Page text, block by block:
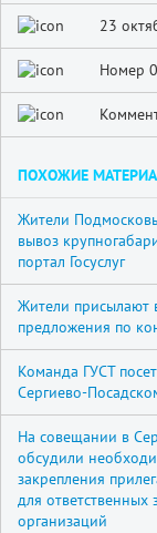
23
Номер
ПОХОЖИЕ
Жители
вывоз
портал Госуслуг
Жители присылают
предложения по
Команда ГУСТ
Сергиево-
На совещании в
обсудили
закрепления
для ответственных
организаций